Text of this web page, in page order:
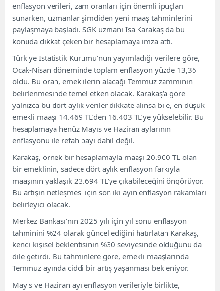
enflasyon verileri, zam oranları için önemli ipuçları
sunarken, uzmanlar şimdiden yeni maaş tahminlerini
paylaşmaya başladı. SGK uzmanı İsa Karakaş da bu
konuda dikkat çeken bir hesaplamaya imza attı.
Türkiye İstatistik Kurumu’nun yayımladığı verilere göre,
Ocak-Nisan döneminde toplam enflasyon yüzde 13,36
oldu. Bu oran, emeklilerin alacağı Temmuz zammının
belirlenmesinde temel etken olacak. Karakaş’a göre
yalnızca bu dört aylık veriler dikkate alınsa bile, en düşük
emekli maaşı 14.469 TL’den 16.403 TL’ye yükselebilir. Bu
hesaplamaya henüz Mayıs ve Haziran aylarının
enflasyonu ile refah payı dahil değil.
Karakaş, örnek bir hesaplamayla maaşı 20.900 TL olan
bir emeklinin, sadece dört aylık enflasyon farkıyla
maaşının yaklaşık 23.694 TL’ye çıkabileceğini öngörüyor.
Bu artışın netleşmesi için son iki ayın enflasyon rakamları
belirleyici olacak.
Merkez Bankası’nın 2025 yılı için yıl sonu enflasyon
tahminini %24 olarak güncellediğini hatırlatan Karakaş,
kendi kişisel beklentisinin %30 seviyesinde olduğunu da
dile getirdi. Bu tahminlere göre, emekli maaşlarında
Temmuz ayında ciddi bir artış yaşanması bekleniyor.
Mayıs ve Haziran ayı enflasyon verileriyle birlikte,